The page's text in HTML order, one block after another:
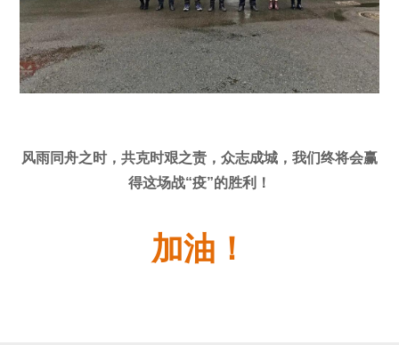
风雨同舟之时，共克时艰之责，众志成城，我们终将会赢
得这场战“疫”的胜利！
加油！